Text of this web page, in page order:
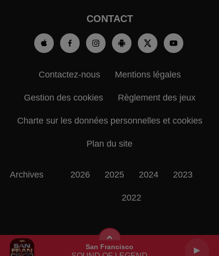
San Francisco
CONTACT
Contactez-nous Mentions légales
Gestion des cookies Règlement des jeux
Charte sur les données personnelles et cookies
Plan du site
Archives 2026 2025 2024 2023
2022